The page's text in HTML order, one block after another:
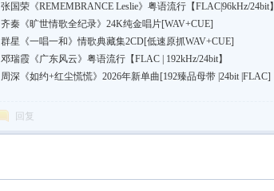
张国荣《REMEMBRANCE Leslie》粤语流行【FLAC|96kHz/24bit】
齐秦《旷世情歌全纪录》24K纯金唱片[WAV+CUE]
群星《一唱一和》情歌典藏集2CD[低速原抓WAV+CUE]
邓瑞霞《广东风云》粤语流行【FLAC | 192kHz/24bit】
周深《如约+红尘慌慌》2026年新单曲[192臻品母带 |24bit |FLAC]
回复